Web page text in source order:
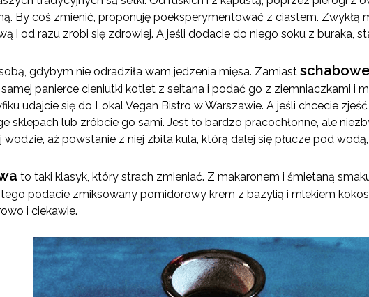
By coś zmienić, proponuję poeksperymentować z ciastem. Zwykłą
i od razu zrobi się zdrowiej. A jeśli dodacie do niego soku z buraka,
gdybym nie odradziła wam jedzenia mięsa. Zamiast
panierce cieniutki kotlet z seitana i podać go z ziemniaczkami i
udajcie się do Lokal Vegan Bistro w Warszawie. A jeśli chcecie
sklepach lub zróbcie go sami. Jest to bardzo pracochłonne, ale
wodzie, aż powstanie z niej zbita kula, którą dalej się płucze pod
to taki klasyk, który strach zmieniać. Z makaronem i śmietaną
podacie zmiksowany pomidorowy krem z bazylią i mlekiem
i ciekawie.